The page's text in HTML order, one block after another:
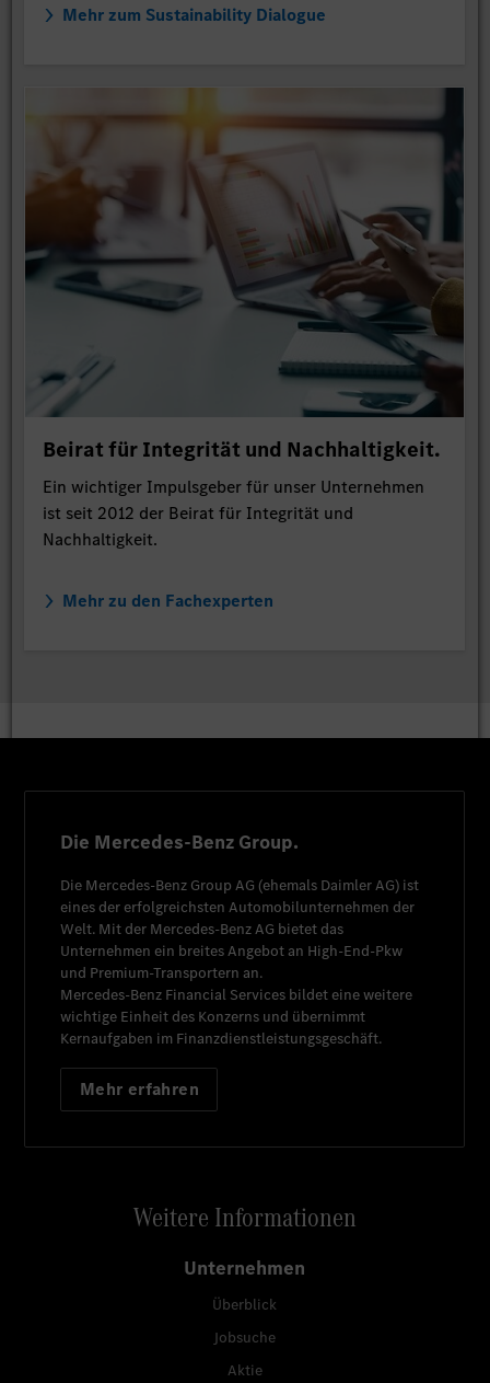
Mehr zum Sustainability Dialogue
Beirat für Integrität und Nachhaltigkeit.
Ein wichtiger Impulsgeber für unser Unternehmen
ist seit 2012 der Beirat für Integrität und
Nachhaltigkeit.
Mehr zu den Fachexperten
Die Mercedes-Benz Group.
Die Mercedes-Benz Group AG (ehemals Daimler AG) ist
eines der erfolgreichsten Automobilunternehmen der
Welt. Mit der Mercedes-Benz AG bietet das
Unternehmen ein breites Angebot an High-End-Pkw
und Premium-Transportern an.
Mercedes-Benz Financial Services bildet eine weitere
wichtige Einheit des Konzerns und übernimmt
Kernaufgaben im Finanzdienstleistungsgeschäft.
Mehr erfahren
Weitere Informationen
Unternehmen
Überblick
Jobsuche
Aktie